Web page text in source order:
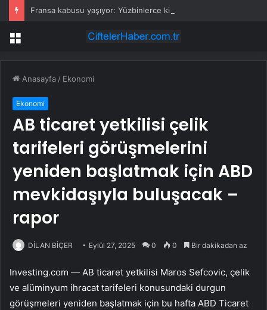
Menü
Anasayfa / Ekonomi
Ekonomi
AB ticaret yetkilisi çelik
tarifeleri görüşmelerini
yeniden başlatmak için ABD
mevkidaşıyla buluşacak –
rapor
DİLAN BİÇER Eylül 27, 2025 0 0 Bir dakikadan az
Investing.com — AB ticaret yetkilisi Maros Sefcovic, çelik
ve alüminyum ihracat tarifeleri konusundaki durgun
görüşmeleri yeniden başlatmak için bu hafta ABD Ticaret